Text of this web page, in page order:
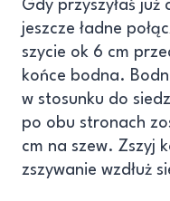
Gdy przyszyłaś już
jeszcze ładne
szycie ok 6 cm
końce bodna.
w stosunku do
po obu stronach
cm na szew. Zszyj
zszywanie wzdłuż